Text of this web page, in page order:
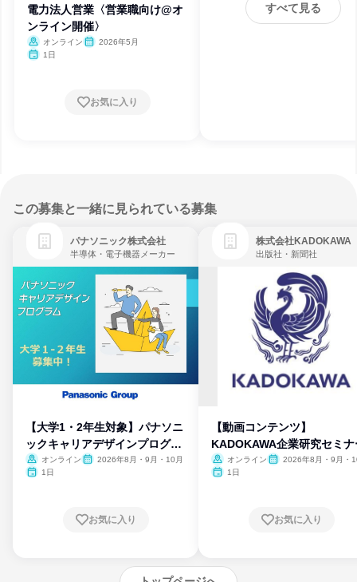
電力法人営業〈営業職向け@オ
ンライン開催〉
オンライン
2026年5月
1日
お気に入り
すべて見る
この募集と一緒に見られている募集
パナソニック株式会社
半導体・電子機器メーカー
【大学1・2年生対象】パナソニ
ックキャリアデザインプログラ
ム
オンライン
2026年8月・9月・10月
1日
お気に入り
株式会社KADOKAWA
出版社・新聞社
【動画コンテンツ】
KADOKAWA企業研究セミナ
オンライン
2026年8月・9月・
1日
お気に入り